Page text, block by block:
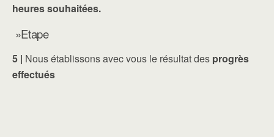
heures souhaitées.
»Etape
5 | Nous établissons avec vous le résultat des progrès
effectués